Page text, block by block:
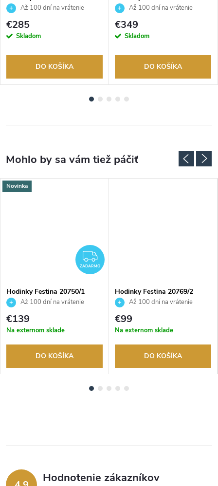
Až 100 dní na vrátenie
tovaru. Autorizovaný predajca.
€285
Skladom
DO KOŠÍKA
Až 100 dní na vrátenie
tovaru. Autorizovaný predajca.
€349
Skladom
DO KOŠÍKA
Novinka
ZADARMO
ZADARMO
Hodinky Festina 20750/1
Až 100 dní na vrátenie
tovaru. Autorizovaný predajca.
€139
Na externom sklade
DO KOŠÍKA
Hodinky Festina 20769/2
Až 100 dní na vrátenie
tovaru. Autorizovaný predajca.
€99
Na externom sklade
DO KOŠÍKA
Hodnotenie zákazníkov